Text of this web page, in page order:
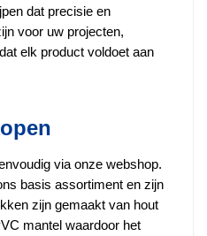
dat precisie en
voor uw projecten,
elk product voldoet aan
via onze webshop.
basis assortiment en zijn
zijn gemaakt van hout
mantel waardoor het